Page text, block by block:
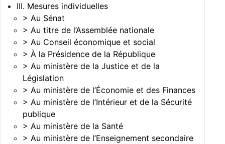
III. Mesures individuelles
> Au Sénat
> Au titre de l’Assemblée nationale
> Au Conseil économique et social
> À la Présidence de la République
> Au ministère de la Justice et de la
Législation
> Au ministère de l’Économie et des Finances
> Au ministère de l’Intérieur et de la Sécurité
publique
> Au ministère de la Santé
> Au ministère de l’Enseignement secondaire